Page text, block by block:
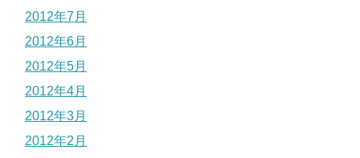
2012年7月
2012年6月
2012年5月
2012年4月
2012年3月
2012年2月